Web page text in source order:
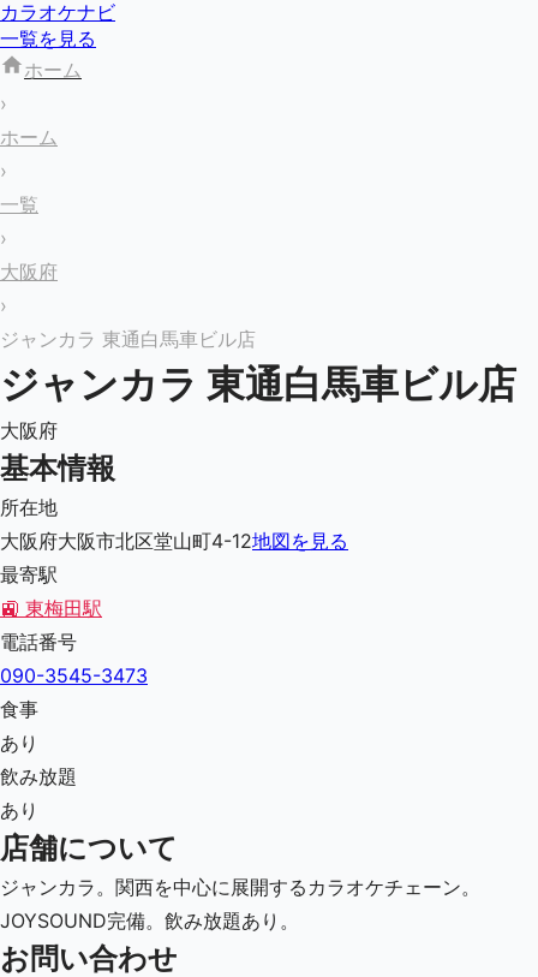
カラオケナビ
一覧を見る
ホーム
›
ホーム
›
一覧
›
大阪府
›
ジャンカラ 東通白馬車ビル店
ジャンカラ 東通白馬車ビル店
大阪府
基本情報
所在地
大阪府大阪市北区堂山町4-12地図を見る
最寄駅
🚉 東梅田駅
電話番号
090-3545-3473
食事
あり
飲み放題
あり
店舗について
ジャンカラ。関西を中心に展開するカラオケチェーン。
JOYSOUND完備。飲み放題あり。
お問い合わせ